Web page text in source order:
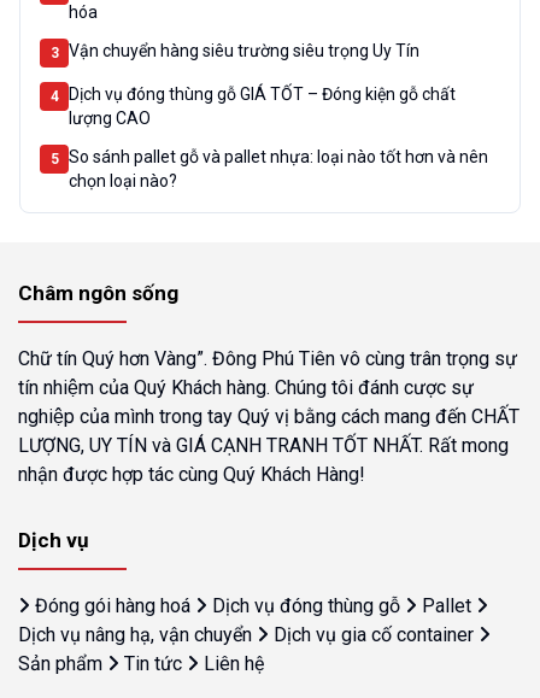
hóa
3 Vận chuyển hàng siêu trường siêu trọng Uy Tín
4
Dịch vụ đóng thùng gỗ GIÁ TỐT – Đóng kiện gỗ chất
lượng CAO
5
So sánh pallet gỗ và pallet nhựa: loại nào tốt hơn và nên
chọn loại nào?
Châm ngôn sống
Chữ tín Quý hơn Vàng”. Đông Phú Tiên vô cùng trân trọng sự
tín nhiệm của Quý Khách hàng. Chúng tôi đánh cược sự
nghiệp của mình trong tay Quý vị bằng cách mang đến CHẤT
LƯỢNG, UY TÍN và GIÁ CẠNH TRANH TỐT NHẤT. Rất mong
nhận được hợp tác cùng Quý Khách Hàng!
Dịch vụ
Đóng gói hàng hoá Dịch vụ đóng thùng gỗ
Pallet
Dịch vụ nâng hạ, vận chuyển
Dịch vụ gia cố container
Sản phẩm
Tin tức Liên hệ